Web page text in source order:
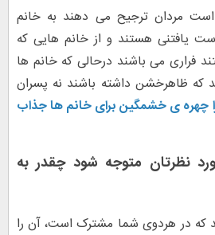
مردان ترجیح می دهند به خانم
یافتنی هستند و از خانم هایی که
فراری می باشند درحالی که خانم ها
که ظاهرخشن داشته باشند نه پسران
چهره ی خشمگین برای خانم ها جذاب
نظرتان متوجه شود چقدر به
که در هردوی شما مشترک است، آن را